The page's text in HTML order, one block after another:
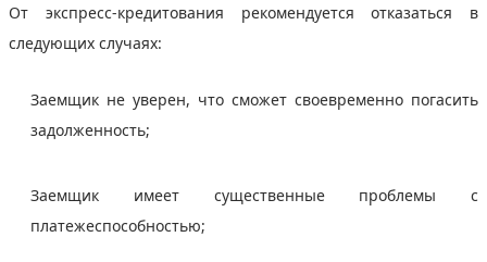
От экспресс-кредитования рекомендуется отказаться в
следующих случаях:
Заемщик не уверен, что сможет своевременно погасить
задолженность;
Заемщик имеет существенные проблемы с
платежеспособностью;